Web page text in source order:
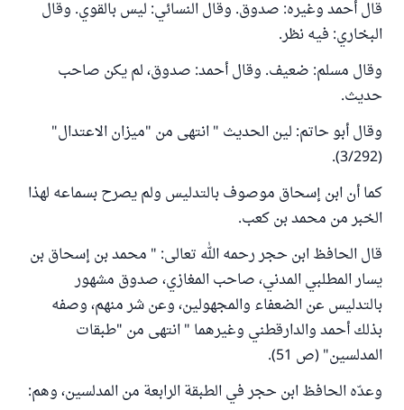
قال أحمد وغيره: صدوق. وقال النسائي: ليس بالقوي. وقال
البخاري: فيه نظر.
وقال مسلم: ضعيف. وقال أحمد: صدوق، لم يكن صاحب
حديث.
وقال أبو حاتم: لين الحديث " انتهى من "ميزان الاعتدال"
(3/292).
كما أن ابن إسحاق موصوف بالتدليس ولم يصرح بسماعه لهذا
الخبر من محمد بن كعب.
قال الحافظ ابن حجر رحمه الله تعالى: " محمد بن إسحاق بن
يسار المطلبي المدني، صاحب المغازي، صدوق مشهور
بالتدليس عن الضعفاء والمجهولين، وعن شر منهم، وصفه
بذلك أحمد والدارقطني وغيرهما " انتهى من "طبقات
المدلسين" (ص 51).
وعدّه الحافظ ابن حجر في الطبقة الرابعة من المدلسين، وهم: